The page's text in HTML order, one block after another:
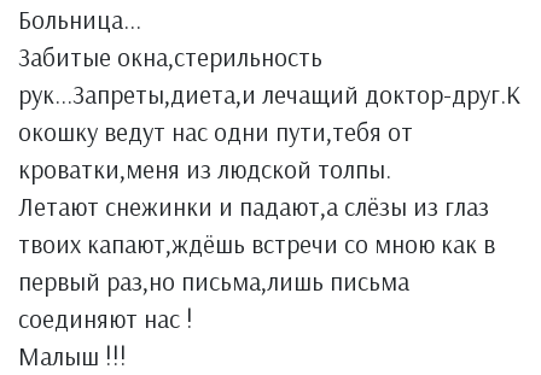
Больница...
Забитые окна,стерильность
рук...Запреты,диета,и лечащий доктор-друг.К
окошку ведут нас одни пути,тебя от
кроватки,меня из людской толпы.
Летают снежинки и падают,а слёзы из глаз
твоих капают,ждёшь встречи со мною как в
первый раз,но письма,лишь письма
соединяют нас !
Малыш !!!